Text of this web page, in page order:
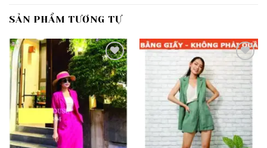
SẢN PHẨM TƯƠNG TỰ
Add to
wishlist
Add to
wishlist